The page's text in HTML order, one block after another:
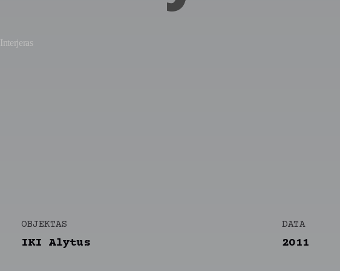
Interjeras
OBJEKTAS
IKI Alytus
DATA
2011